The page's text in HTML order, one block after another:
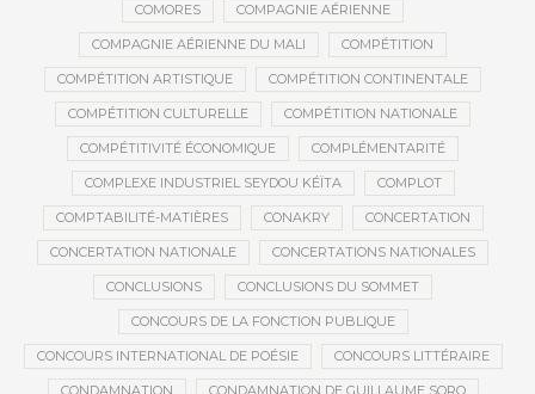
COMORES COMPAGNIE AÉRIENNE
COMPAGNIE AÉRIENNE DU MALI COMPÉTITION
COMPÉTITION ARTISTIQUE COMPÉTITION CONTINENTALE
COMPÉTITION CULTURELLE COMPÉTITION NATIONALE
COMPÉTITIVITÉ ÉCONOMIQUE COMPLÉMENTARITÉ
COMPLEXE INDUSTRIEL SEYDOU KÉÏTA COMPLOT
COMPTABILITÉ-MATIÈRES CONAKRY CONCERTATION
CONCERTATION NATIONALE CONCERTATIONS NATIONALES
CONCLUSIONS CONCLUSIONS DU SOMMET
CONCOURS DE LA FONCTION PUBLIQUE
CONCOURS INTERNATIONAL DE POÉSIE CONCOURS LITTÉRAIRE
CONDAMNATION CONDAMNATION DE GUILLAUME SORO